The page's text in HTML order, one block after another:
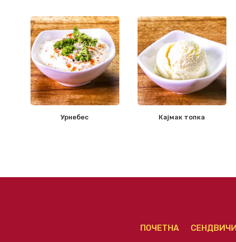
Урнебес Кајмак топка
ПОЧЕТНА СЕНДВИЧИ